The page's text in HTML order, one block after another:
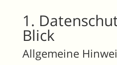
1.
Blick
Allgemeine